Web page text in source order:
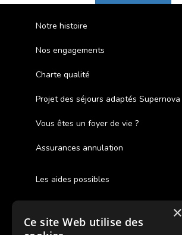
Notre histoire
Nos engagements
Charte qualité
Projet des séjours adaptés Supernova
Vous êtes un foyer de vie ?
Assurances annulation
Les aides possibles
Cash Back
Pour les fratries
×
Ce site Web utilise des